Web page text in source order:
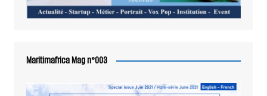
Maritimafrica Mag n°003